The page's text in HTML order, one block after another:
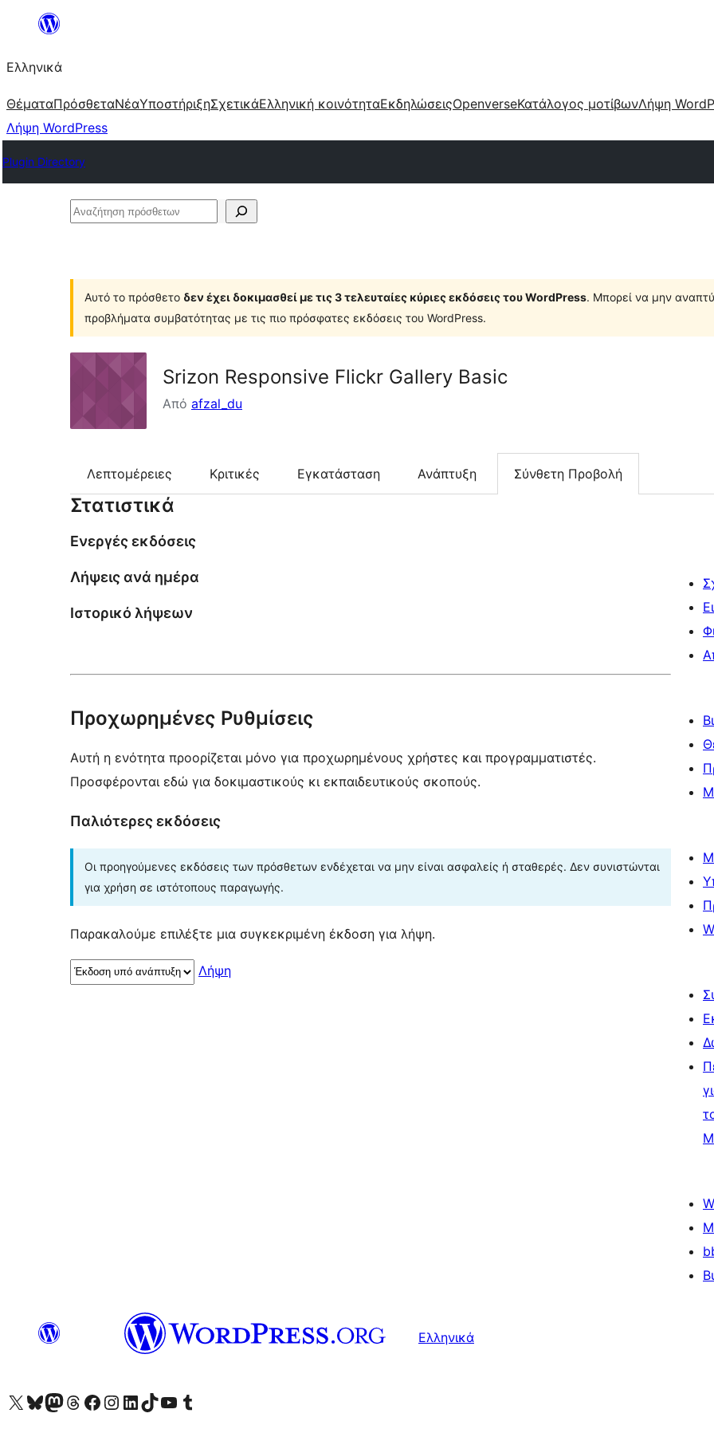
Μετάβαση
περιεχόμενο
Ελληνικά
ΘέματαΠρόσθεταΝέαΥποστήριξηΣχετικάΕλληνική κοινότηταΕκδηλώσειςOpenverseΚατάλογος μοτίβωνΛήψη
Λήψη WordPress
Plugin Directory
Αναζήτηση
Αυτό το πρόσθετο δεν έχει δοκιμασθεί με τις 3 τελευταίες κύριες εκδόσεις του WordPress. Μπορεί να μην
προβλήματα συμβατότητας με τις πιο πρόσφατες εκδόσεις του WordPress.
Srizon Responsive Flickr Gallery Basic
Από afzal_du
Λεπτομέρειες Κριτικές Εγκατάσταση Ανάπτυξη Σύνθετη Προβολή
Στατιστικά
Ενεργές εκδόσεις
Λήψεις ανά ημέρα
Ιστορικό λήψεων
Προχωρημένες Ρυθμίσεις
Αυτή η ενότητα προορίζεται μόνο για προχωρημένους χρήστες και προγραμματιστές.
Προσφέρονται εδώ για δοκιμαστικούς κι εκπαιδευτικούς σκοπούς.
Παλιότερες εκδόσεις
Οι προηγούμενες εκδόσεις των πρόσθετων ενδέχεται να μην είναι ασφαλείς ή σταθερές. Δεν συνιστώνται
για χρήση σε ιστότοπους παραγωγής.
Παρακαλούμε επιλέξτε μια συγκεκριμένη έκδοση για λήψη.
Λήψη
Ελληνικά
Visit our X (formerly Twitter) account
Visit our Bluesky account
Επισκεφθείτε τον λογαριασμό μας στο Mastodon
Visit our Threads account
Επισκεφτείτε τη σελίδα μας στο Facebook
Επισκεφθείτε τον λογαριασμό μας Instagram
Επισκεφθείτε τον λογαριασμό μας LinkedIn
Visit our TikTok account
Visit our YouTube channel
Visit our Tumblr account